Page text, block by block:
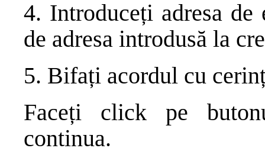
4. Introduceți adresa
de adresa introdusă la
5. Bifați acordul cu
Faceți click pe
continua.